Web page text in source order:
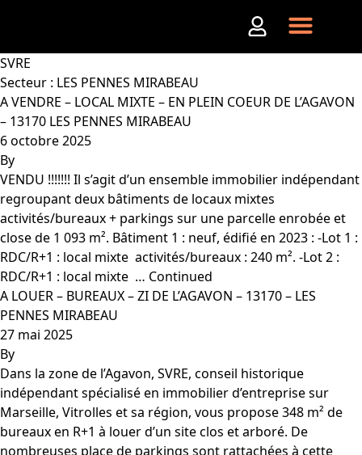
Aller au contenu
SVRE
Secteur : LES PENNES MIRABEAU
A VENDRE – LOCAL MIXTE – EN PLEIN COEUR DE L’AGAVON
– 13170 LES PENNES MIRABEAU
6 octobre 2025
By
VENDU !!!!!!! Il s’agit d’un ensemble immobilier indépendant
regroupant deux bâtiments de locaux mixtes
activités/bureaux + parkings sur une parcelle enrobée et
close de 1 093 m². Bâtiment 1 : neuf, édifié en 2023 : -Lot 1 :
RDC/R+1 : local mixte  activités/bureaux : 240 m². -Lot 2 :
RDC/R+1 : local mixte  … Continued
A LOUER – BUREAUX – ZI DE L’AGAVON – 13170 – LES
PENNES MIRABEAU
27 mai 2025
By
Dans la zone de l’Agavon, SVRE, conseil historique
indépendant spécialisé en immobilier d’entreprise sur
Marseille, Vitrolles et sa région, vous propose 348 m² de
bureaux en R+1 à louer d’un site clos et arboré. De
nombreuses place de parkings sont rattachées à cette